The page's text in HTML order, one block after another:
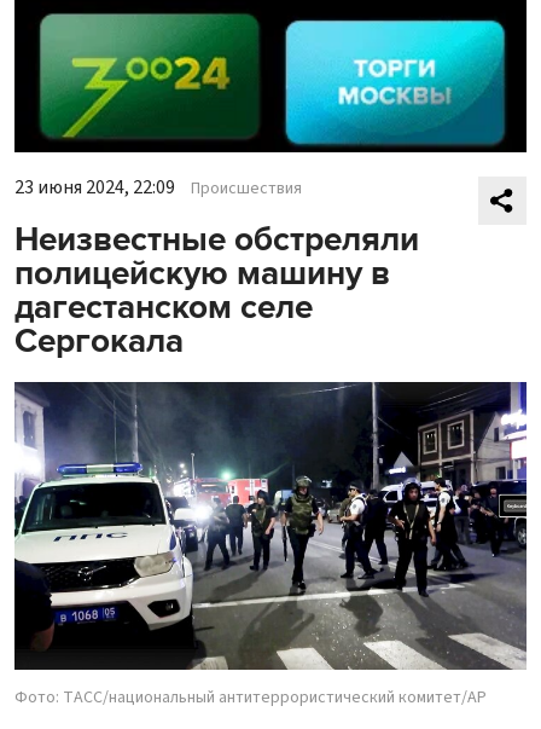
23 июня 2024, 22:09 Происшествия
Неизвестные обстреляли
полицейскую машину в
дагестанском селе
Сергокала
Фото: ТАСС/национальный антитеррористический комитет/AP